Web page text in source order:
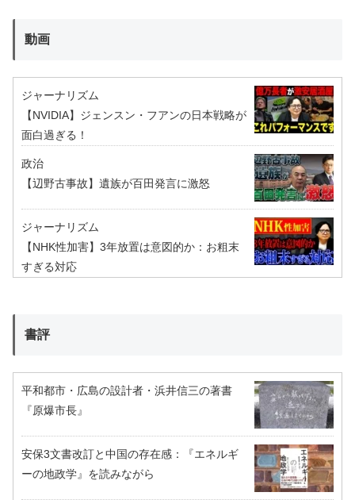
動画
ジャーナリズム
【NVIDIA】ジェンスン・フアンの日本戦略が
面白過ぎる！
政治
【辺野古事故】遺族が百田発言に激怒
ジャーナリズム
【NHK性加害】3年放置は意図的か：お粗末
すぎる対応
書評
平和都市・広島の設計者・浜井信三の著書
『原爆市長』
安保3文書改訂と中国の存在感：『エネルギ
ーの地政学』を読みながら